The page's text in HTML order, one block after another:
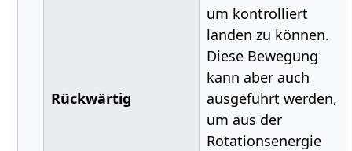
Rückwärtig
um kontrolliert
landen zu können.
Diese Bewegung
kann aber auch
ausgeführt werden,
um aus der
Rotationsenergie